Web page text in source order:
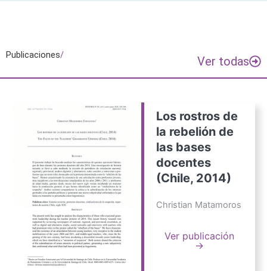
Publicaciones/ Ver todas
Los rostros de
la rebelión de
las bases
docentes
(Chile, 2014)
Christian Matamoros
Ver publicación
→